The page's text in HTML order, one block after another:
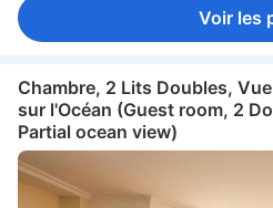
matériel de repassage
Voir les
Chambre, 2 Lits Doubles,
sur l'Océan (Guest room, 2
Partial ocean view)